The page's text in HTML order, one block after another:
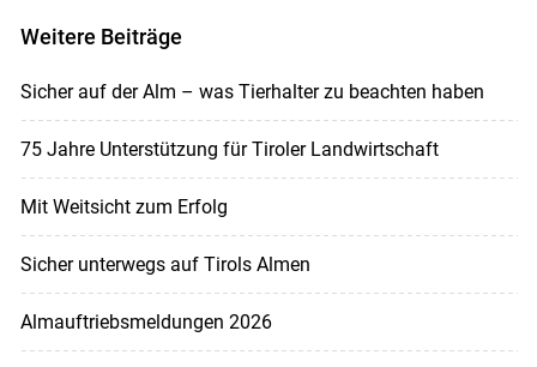
Weitere Beiträge
Sicher auf der Alm – was Tierhalter zu beachten haben
75 Jahre Unterstützung für Tiroler Landwirtschaft
Mit Weitsicht zum Erfolg
Sicher unterwegs auf Tirols Almen
Almauftriebsmeldungen 2026